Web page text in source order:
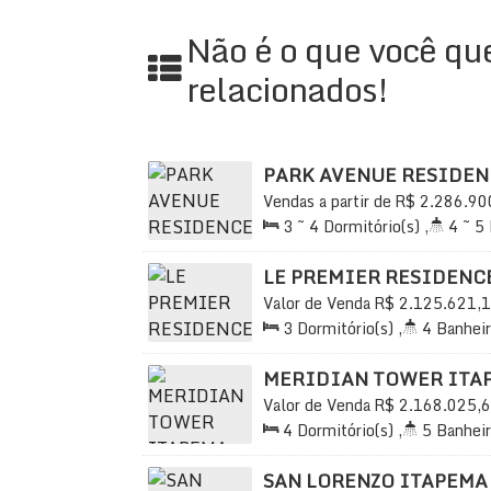
Bistrô com Adega
Alarme e Circuito de TV
Alto Padrão de Acabamento
Cozinha Americana
Elevador
Depósito Privativo no Subsolo
Avenida Principal com Acesso a
Venha conhecer seu novo lar!
Entre em contato agora para mais
#ApartamentoDeLuxo
#SeuNovoLar
Não é o que você
relacionados!
PARK AVENUE
R$
Vendas a partir de
Santa Catarina, Brasil
3 ~ 4 Dormitório(s) , 4 ~ 5
Sala(s) , 3 ~ 4 Suíte(s) ,
~ 133.80m²
LE PREMIER
R$
Valor de Venda
Brasil
3 Dormitório(s) , 4
Total: 245.00m² , 2
MERIDIAN TOWER
R$
Valor de Venda
Brasil
4 Dormitório(s) , 5
Total: 225.00m² , 2
SAN LORENZO ITAPEMA